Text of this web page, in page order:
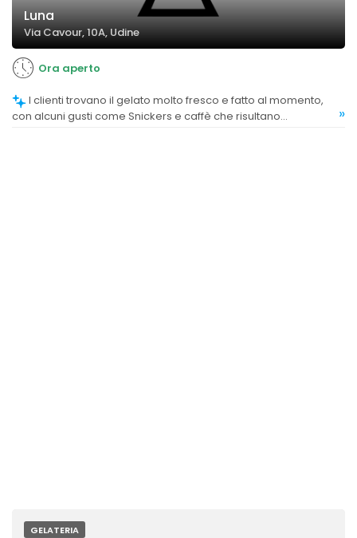
Luna
Via Cavour, 10A, Udine
Ora aperto
con alcuni gusti come Snickers e caffè che risultano
»
GELATERIA